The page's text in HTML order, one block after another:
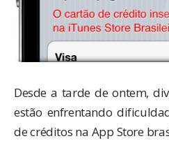
Desde a tarde de ontem,
estão enfrentando
de créditos na App Store